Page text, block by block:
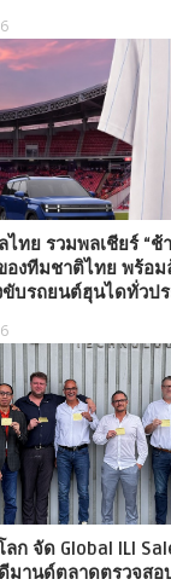
ย รวมพลเชียร์ “ช้า
องทีมชาติไทย พร้อ
บรถยนต์ฮุนไดทั่วปร
ลก จัด Global ILI
มานด์ตลาดตรวจสอ